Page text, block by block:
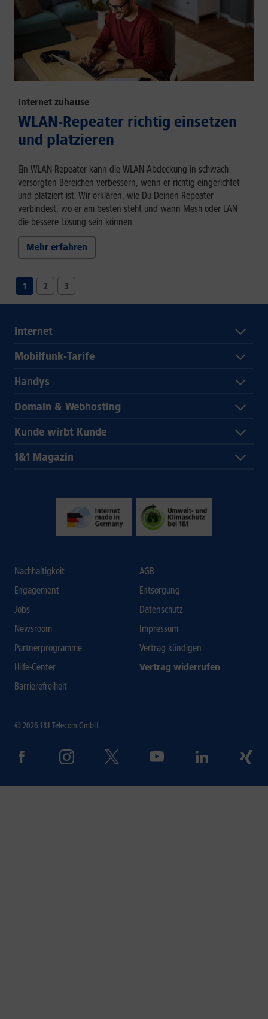
Internet zuhause
WLAN-Repeater richtig einsetzen
und platzieren
Ein WLAN-Repeater kann die WLAN-Abdeckung in schwach
versorgten Bereichen verbessern, wenn er richtig eingerichtet
und platziert ist. Wir erklären, wie Du Deinen Repeater
verbindest, wo er am besten steht und wann Mesh oder LAN
die bessere Lösung sein können.
Mehr erfahren
1 2 3
Internet
Mobilfunk-Tarife
Handys
Domain & Webhosting
Kunde wirbt Kunde
1&1 Magazin
Nachhaltigkeit
Engagement
Jobs
Newsroom
Partnerprogramme
Hilfe-Center
Barrierefreiheit
AGB
Entsorgung
Datenschutz
Impressum
Vertrag kündigen
Vertrag widerrufen
© 2026 1&1 Telecom GmbH